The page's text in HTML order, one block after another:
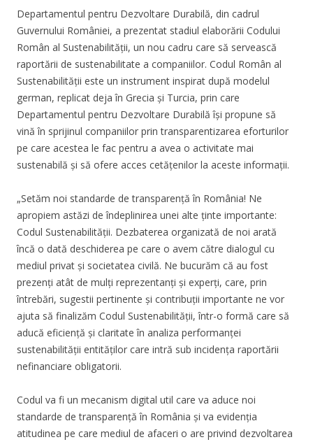
Departamentul pentru Dezvoltare Durabilă, din cadrul
Guvernului României, a prezentat stadiul elaborării Codului
Român al Sustenabilității, un nou cadru care să servească
raportării de sustenabilitate a companiilor. Codul Român al
Sustenabilității este un instrument inspirat după modelul
german, replicat deja în Grecia și Turcia, prin care
Departamentul pentru Dezvoltare Durabilă își propune să
vină în sprijinul companiilor prin transparentizarea eforturilor
pe care acestea le fac pentru a avea o activitate mai
sustenabilă și să ofere acces cetățenilor la aceste informații.
„Setăm noi standarde de transparență în România! Ne
apropiem astăzi de îndeplinirea unei alte ținte importante:
Codul Sustenabilității. Dezbaterea organizată de noi arată
încă o dată deschiderea pe care o avem către dialogul cu
mediul privat și societatea civilă. Ne bucurăm că au fost
prezenți atât de mulți reprezentanți și experți, care, prin
întrebări, sugestii pertinente și contribuții importante ne vor
ajuta să finalizăm Codul Sustenabilității, într-o formă care să
aducă eficiență și claritate în analiza performanței
sustenabilității entităților care intră sub incidența raportării
nefinanciare obligatorii.
Codul va fi un mecanism digital util care va aduce noi
standarde de transparență în România și va evidenția
atitudinea pe care mediul de afaceri o are privind dezvoltarea